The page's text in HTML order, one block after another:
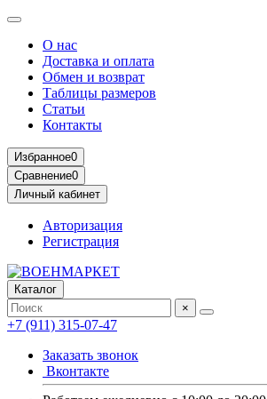
О нас
Доставка и оплата
Обмен и возврат
Таблицы размеров
Статьи
Контакты
Избранное0
Сравнение0
Личный кабинет
Авторизация
Регистрация
Каталог
×
+7 (911) 315-07-47
Заказать звонок
Вконтакте